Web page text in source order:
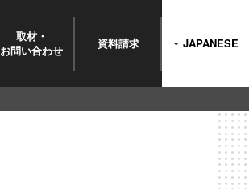
取材・
お問い合わせ 資料請求 JAPANESE